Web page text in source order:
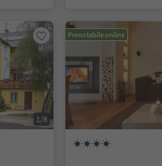
1/8
Prenotabile online